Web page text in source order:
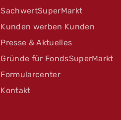
SachwertSuperMarkt
Kunden werben Kunden
Presse & Aktuelles
Gründe für FondsSuperMarkt
Formularcenter
Kontakt